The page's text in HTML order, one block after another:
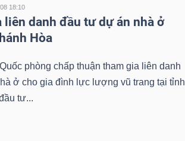
18:10
liên danh đầu tư dự án nhà ở
Hòa
phòng chấp thuận tham gia liên danh
ở cho gia đình lực lượng vũ trang tại tỉnh
tư...